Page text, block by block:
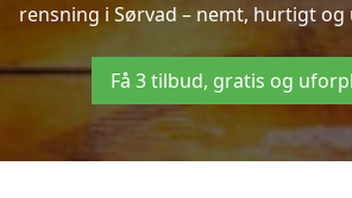
rensning i Sørvad – nemt, hurtigt
Få 3 tilbud, gratis og